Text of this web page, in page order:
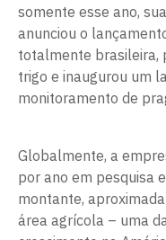
somente esse ano,
anunciou o
totalmente brasileira,
trigo e inaugurou um
monitoramento de
Globalmente, a
por ano em pesquisa
montante,
área agrícola – uma